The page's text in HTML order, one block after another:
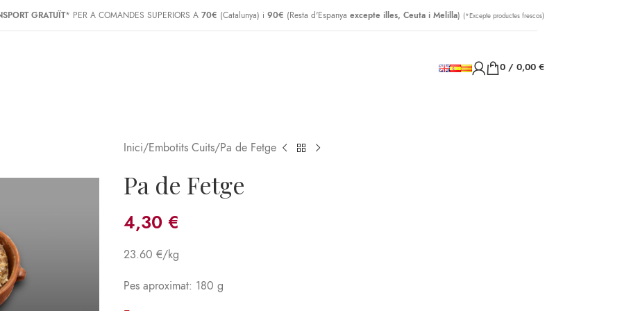
GRATUÏT* PER A COMANDES SUPERIORS A 70€ (Catalunya) i 90€ (Resta d'Espanya excepte illes, Ceuta i Melilla) (*Excepte productes frescos)
0 / 0,00 €
Inici Embotits Cuits Pa de Fetge
Pa de Fetge
4,30 €
23.60 €/kg
Pes aproximat: 180 g